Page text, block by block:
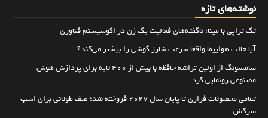
نوشته‌های تازه
تک تراپی با مینا؛ ناگفته‌های فعالیت یک زن در اکوسیستم فناوری
آیا حالت هواپیما واقعا سرعت شارژ گوشی را بیشتر می‌کند؟
سامسونگ از اولین تراشه حافظه با بیش از ۴۰۰ لایه برای پردازش هوش
مصنوعی رونمایی کرد
تمامی محصولات فراری تا پایان سال ۲۰۲۷ فروخته شد؛ صف طولانی برای اسب
سرکش